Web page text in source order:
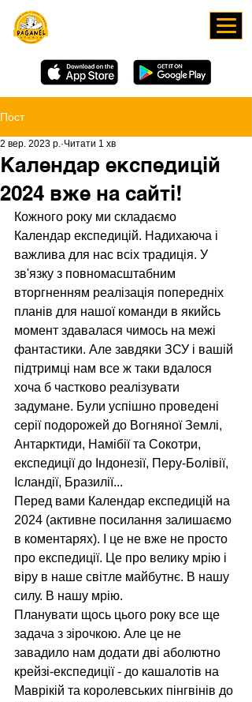
Пост
Календар експедицій
2024 вже на сайті!
2 вер. 2023 р. Читати 1 хв
Кожного року ми складаємо
Календар експедицій. Надихаюча і
важлива для нас всіх традиція. У
зв'язку з повномасштабним
вторгненням реалізація попередніх
планів для нашої команди в якийсь
момент здавалася чимось на межі
фантастики. Але завдяки ЗСУ і вашій
підтримці нам все ж таки вдалося
хоча б частково реалізувати
задумане. Були успішно проведені
серії подорожей до Вогняної Землі,
Антарктиди, Намібії та Сокотри,
експедиції до Індонезії, Перу-Болівії,
Ісландії, Бразилії...
Перед вами Календар експедицій на
2024 (активне посилання залишаємо
в коментарях). І це не вже не просто
про експедиції. Це про велику мрію і
віру в наше світле майбутнє. В нашу
силу. В нашу мрію.
Планувати щось цього року все ще
задача з зірочкою. Але це не
завадило нам додати дві аболютно
крейзі-експедиції - до кашалотів на
Маврікій та королевських пінгвінів до